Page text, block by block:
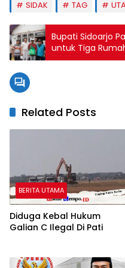
SIDAK TAG
Bupati Sidoarjo
untuk Tiga
Related Posts
BERITA UTAMA
Diduga Kebal Hukum
Galian C Ilegal Di Pati